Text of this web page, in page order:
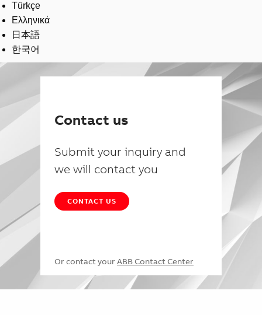
Türkçe
Ελληνικά
日本語
한국어
Contact us
Submit your inquiry and
we will contact you
CONTACT US
Or contact your ABB Contact Center